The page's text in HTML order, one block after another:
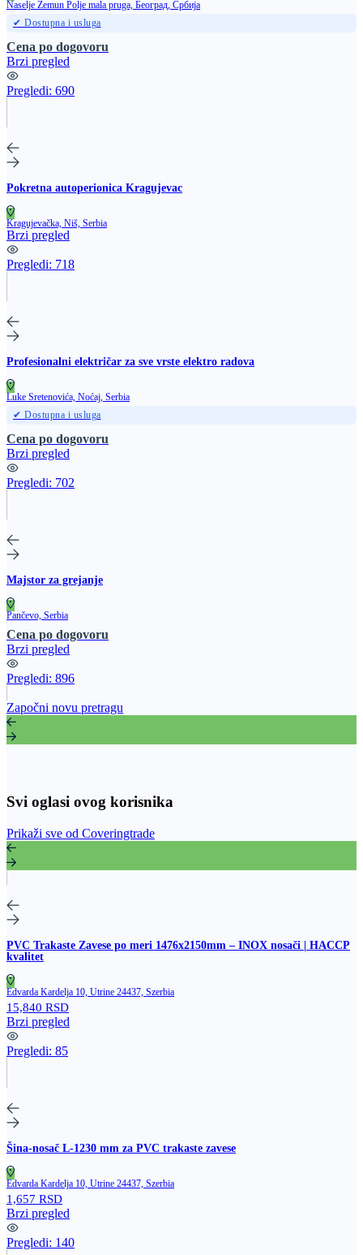
Naselje Zemun Polje mala pruga, Београд, Србија
✔ Dostupna i usluga
Cena po dogovoru
Brzi pregled
Pregledi: 690
Pokretna autoperionica Kragujevac
Kragujevačka, Niš, Serbia
Brzi pregled
Pregledi: 718
Profesionalni električar za sve vrste elektro radova
Luke Sretenovića, Noćaj, Serbia
✔ Dostupna i usluga
Cena po dogovoru
Brzi pregled
Pregledi: 702
Majstor za grejanje
Pančevo, Serbia
Cena po dogovoru
Brzi pregled
Pregledi: 896
Započni novu pretragu
Svi oglasi ovog korisnika
Prikaži sve od Coveringtrade
PVC Trakaste Zavese po meri 1476x2150mm – INOX nosači | HACCP
kvalitet
Edvarda Kardelja 10, Utrine 24437, Szerbia
15,840 RSD
Brzi pregled
Pregledi: 85
Šina‑nosač L‑1230 mm za PVC trakaste zavese
Edvarda Kardelja 10, Utrine 24437, Szerbia
1,657 RSD
Brzi pregled
Pregledi: 140